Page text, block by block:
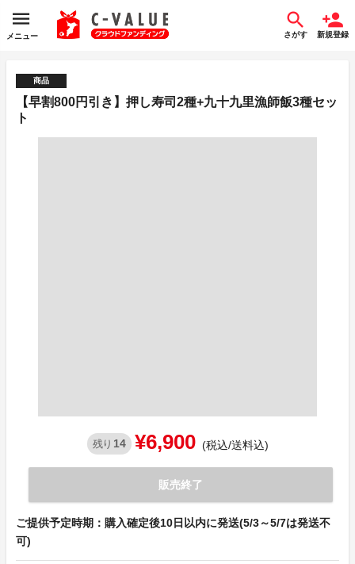
メニュー さがす 新規登録
商品
【早割800円引き】押し寿司2種+九十九里漁師飯3種セッ
ト
残り 14 ¥6,900 (税込/送料込)
販売終了
ご提供予定時期：購入確定後10日以内に発送(5/3～5/7は発送不
可)